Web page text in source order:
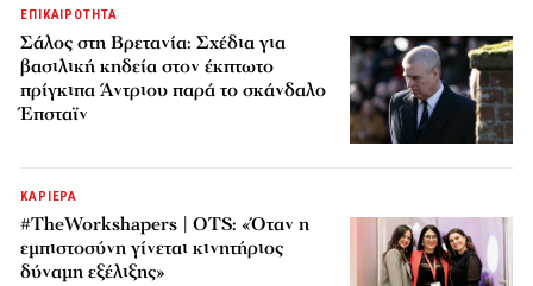
ΕΠΙΚΑΙΡΟΤΗΤΑ
Σάλος στη Βρετανία: Σχέδια για
βασιλική κηδεία στον έκπτωτο
πρίγκιπα Άντριου παρά το σκάνδαλο
Έπσταϊν
ΚΑΡΙΕΡΑ
#TheWorkshapers | OTS: «Όταν η
εμπιστοσύνη γίνεται κινητήριος
δύναμη εξέλιξης»